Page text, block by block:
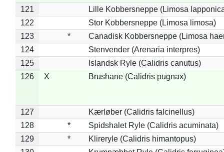
121
Lille Kobbersneppe (Limosa
122
Stor Kobbersneppe (Limosa limosa)
123
*
Canadisk Kobbersneppe (Limosa
124
Stenvender (Arenaria interpres)
125
Islandsk Ryle (Calidris canutus)
126
X Brushane (Calidris pugnax)
127
Kærløber (Calidris falcinellus)
128
*
Spidshalet Ryle (Calidris acuminata)
129
*
Klireryle (Calidris himantopus)